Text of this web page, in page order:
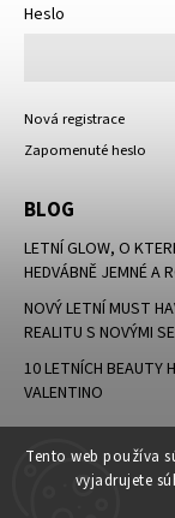
Tento web používa
vyjadrujete
Heslo
Nová registrace
Zapomenuté heslo
BLOG
LETNÍ GLOW, O
HEDVÁBNĚ JEMNÉ A
NOVÝ LETNÍ MUST
REALITU S NOVÝMI
10 LETNÍCH BEAUTY
VALENTINO